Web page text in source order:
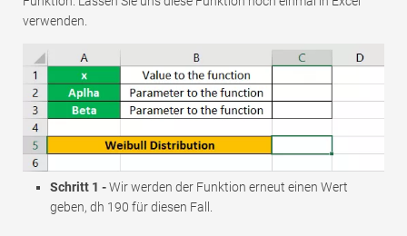
verwenden.
Schritt 1 -Wir werden der Funktion erneut einen Wert
geben, dh 190 für diesen Fall.